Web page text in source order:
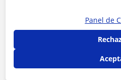
Localidades a las que se
+ −
Panel de